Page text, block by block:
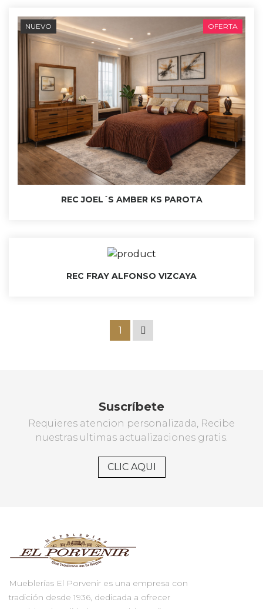
NUEVO OFERTA
REC JOEL´S AMBER KS PAROTA
REC FRAY ALFONSO VIZCAYA
1
Suscríbete
Requieres atencion personalizada, Recibe
nuestras ultimas actualizaciones gratis.
CLIC AQUI
Mueblerías El Porvenir es una empresa con
tradición desde 1936, dedicada a ofrecer